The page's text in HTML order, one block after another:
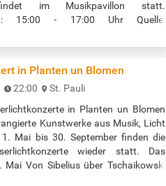
im Musikpavillon statt.
15:00 - 17:00 Uhr Quelle:
in Planten un Blomen
22:00
St. Pauli
in Planten un Blomen
Kunstwerke aus Musik, Licht
Mai bis 30. September finden die
wieder statt. Das
Mai Von Sibelius über Tschaikowski